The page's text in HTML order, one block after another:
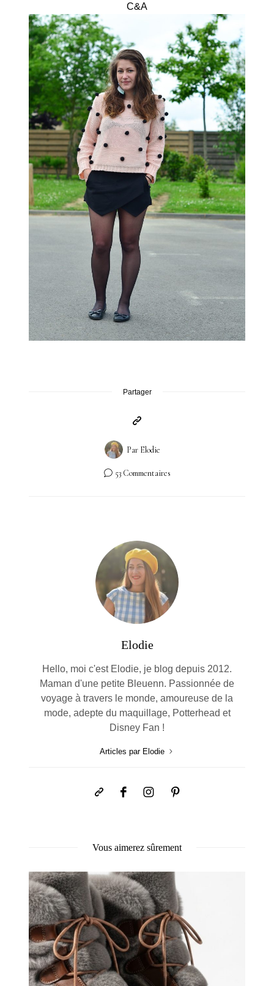
C&A
Partager
Par Elodie
53 Commentaires
Elodie
Hello, moi c'est Elodie, je blog depuis 2012.
Maman d'une petite Bleuenn. Passionnée de
voyage à travers le monde, amoureuse de la
mode, adepte du maquillage, Potterhead et
Disney Fan !
Articles par Elodie
Vous aimerez sûrement